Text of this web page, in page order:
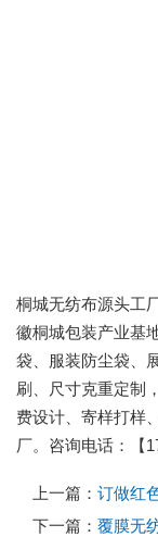
桐城无纺布源头工
徽桐城包装产业基
袋、服装防尘袋、
刷、尺寸克重定制
费设计、寄样打样
厂。咨询电话：【
上一篇： 订做红
下一篇： 覆膜无